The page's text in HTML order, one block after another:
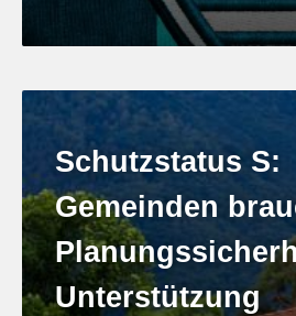
Schutzstatus S:
Gemeinden
Unterstützung